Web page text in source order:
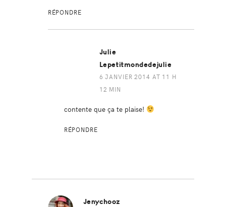
RÉPONDRE
Julie
Lepetitmondedejulie
6 JANVIER 2014 AT 11 H
12 MIN
contente que ça te plaise!
RÉPONDRE
Jenychooz